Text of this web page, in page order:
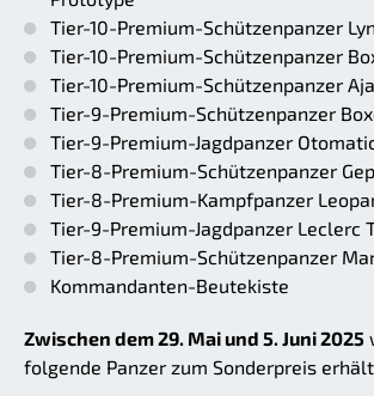
Tier-10-Premium-Schützenpanzer
Tier-10-Premium-Schützenpanzer
Tier-10-Premium-Schützenpanzer
Tier-9-Premium-Schützenpanzer
Tier-9-Premium-Jagdpanzer
Tier-8-Premium-Schützenpanzer
Tier-8-Premium-Kampfpanzer
Tier-9-Premium-Jagdpanzer Leclerc
Tier-8-Premium-Schützenpanzer
Kommandanten-Beutekiste
Zwischen dem 29. Mai und 5. Juni 2025
folgende Panzer zum Sonderpreis